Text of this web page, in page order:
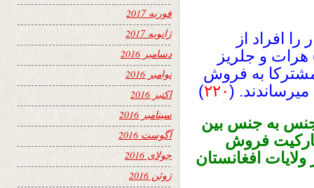
افراد از
و جلریز
به فروش
(۲۲۰)
به جنس بین
فروش
افغانستان
فوریه 2017
ژانویه 2017
دسامبر 2016
نوامبر 2016
اکتبر 2016
سپتامبر 2016
آگوست 2016
جولای 2016
ژوئن 2016